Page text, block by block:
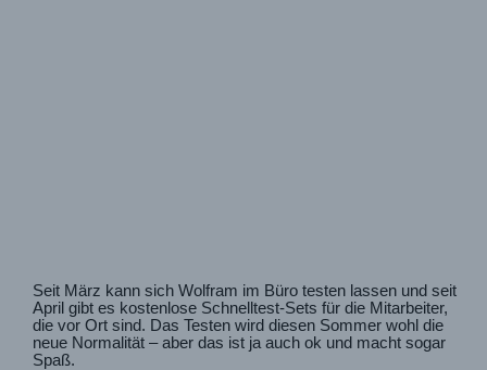
Seit März kann sich Wolfram im Büro testen lassen und seit
April gibt es kostenlose Schnelltest-Sets für die Mitarbeiter,
die vor Ort sind. Das Testen wird diesen Sommer wohl die
neue Normalität – aber das ist ja auch ok und macht sogar
Spaß.